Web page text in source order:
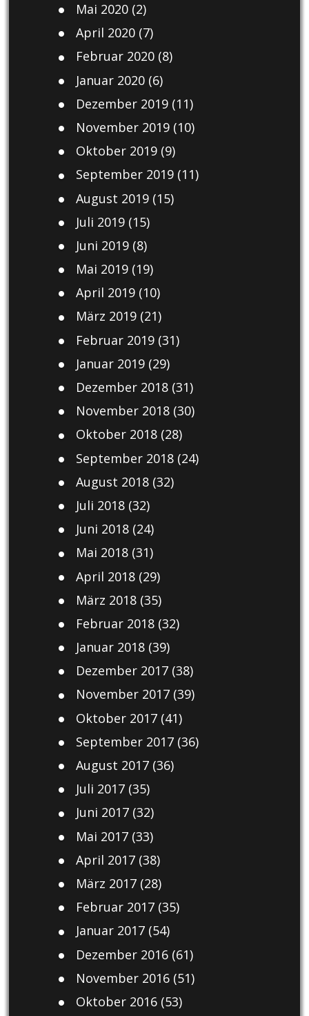
Mai 2020(2)
April 2020(7)
Februar 2020(8)
Januar 2020(6)
Dezember 2019(11)
November 2019(10)
Oktober 2019(9)
September 2019(11)
August 2019(15)
Juli 2019(15)
Juni 2019(8)
Mai 2019(19)
April 2019(10)
März 2019(21)
Februar 2019(31)
Januar 2019(29)
Dezember 2018(31)
November 2018(30)
Oktober 2018(28)
September 2018(24)
August 2018(32)
Juli 2018(32)
Juni 2018(24)
Mai 2018(31)
April 2018(29)
März 2018(35)
Februar 2018(32)
Januar 2018(39)
Dezember 2017(38)
November 2017(39)
Oktober 2017(41)
September 2017(36)
August 2017(36)
Juli 2017(35)
Juni 2017(32)
Mai 2017(33)
April 2017(38)
März 2017(28)
Februar 2017(35)
Januar 2017(54)
Dezember 2016(61)
November 2016(51)
Oktober 2016(53)